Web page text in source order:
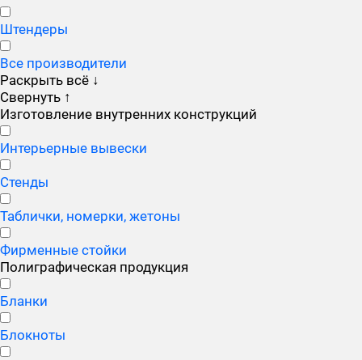
Штендеры
Все производители
Раскрыть всё ↓
Свернуть ↑
Изготовление внутренних конструкций
Интерьерные вывески
Стенды
Таблички, номерки, жетоны
Фирменные стойки
Полиграфическая продукция
Бланки
Блокноты